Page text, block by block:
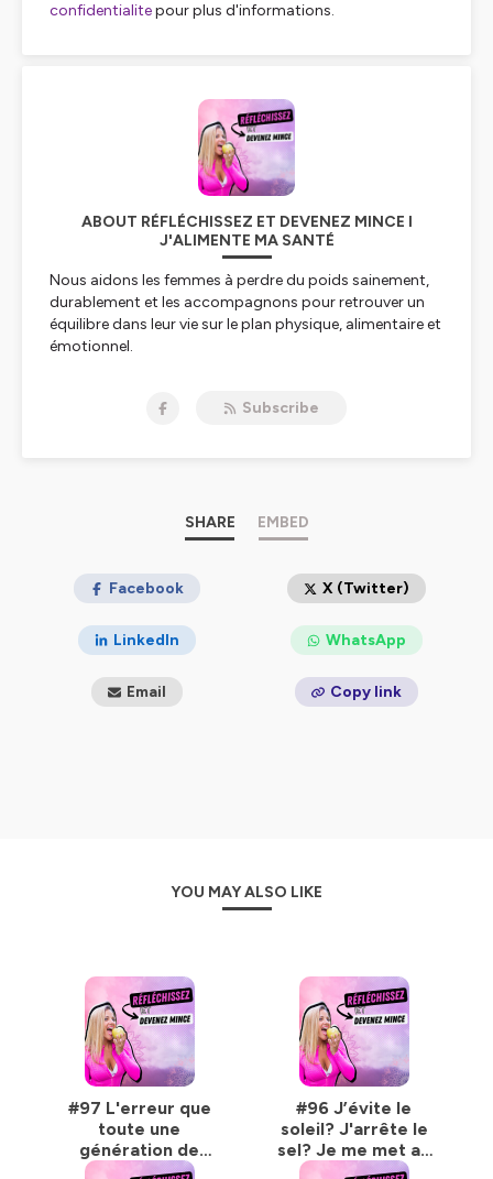
confidentialitepour plus d'informations.
ABOUT RÉFLÉCHISSEZ ET DEVENEZ MINCE I
J'ALIMENTE MA SANTÉ
Nous aidons les femmes à perdre du poids sainement,
durablement et les accompagnons pour retrouver un
équilibre dans leur vie sur le plan physique, alimentaire et
émotionnel.
pour plus d'informations.
Subscribe
SHARE EMBED
Facebook X (Twitter)
LinkedIn WhatsApp
Email Copy link
YOU MAY ALSO LIKE
#97 L'erreur que
toute une
génération de
parents a faite.
#96 J’évite le
soleil? J'arrête le
sel? Je me met au
Paddle?